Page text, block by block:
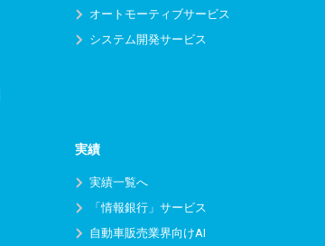
オートモーティブサービス
システム開発サービス
実績
実績一覧へ
「情報銀行」サービス
自動車販売業界向けAI